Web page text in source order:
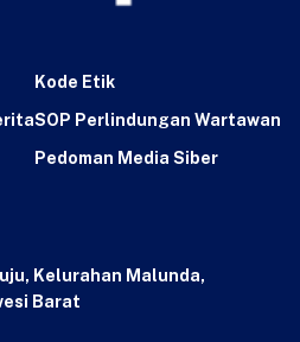
Kode Etik
SOP Perlindungan Wartawan
Pedoman Media Siber
Kelurahan Malunda,
Barat